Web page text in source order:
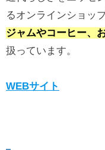
るオンラインショップ
ジャムやコーヒー、
扱っています。
WEBサイト